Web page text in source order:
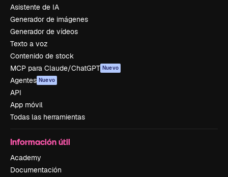
Asistente de IA
Generador de imágenes
Generador de vídeos
Texto a voz
Contenido de stock
MCP para Claude/ChatGPT Nuevo
Agentes Nuevo
API
App móvil
Todas las herramientas
Información útil
Academy
Documentación